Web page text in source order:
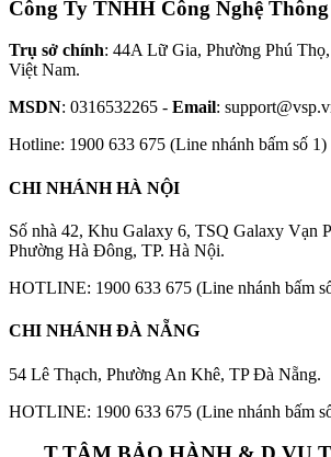
Công Ty TNHH Công Nghệ
Trụ sở chính: 44A Lữ Gia, Phường Phú
Việt Nam.
MSDN: 0316532265 - Email:
Hotline: 1900 633 675 (Line nhánh bấm số 1)
CHI NHÁNH HÀ NỘI
Số nhà 42, Khu Galaxy 6, TSQ Galaxy Vạn
Phường Hà Đông, TP. Hà Nội.
HOTLINE: 1900 633 675 (Line nhánh bấm
CHI NHÁNH ĐÀ NẴNG
54 Lê Thạch, Phường An Khê, TP Đà Nẵng.
HOTLINE: 1900 633 675 (Line nhánh bấm